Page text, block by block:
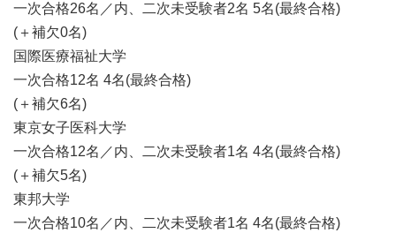
一次合格26名／内、二次未受験者2名 5名(最終合格)
(＋補欠0名)
国際医療福祉大学
一次合格12名 4名(最終合格)
(＋補欠6名)
東京女子医科大学
一次合格12名／内、二次未受験者1名 4名(最終合格)
(＋補欠5名)
東邦大学
一次合格10名／内、二次未受験者1名 4名(最終合格)